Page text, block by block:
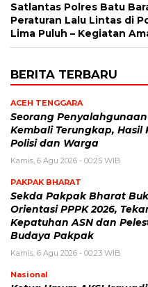
Satlantas Polres Batu
Peraturan Lalu Lintas di
Lima Puluh – Kegiatan
BERITA TERBARU
ACEH TENGGARA
Seorang
Kembali Terungkap, Hasil
Polisi dan Warga
Kamis, 6 Agu 2026 - 00:25 WIB
PAKPAK BHARAT
Sekda Pakpak Bharat
Orientasi PPPK 2026,
Kepatuhan ASN dan
Budaya Pakpak
Kamis, 6 Agu 2026 - 00:23 WIB
Nasional